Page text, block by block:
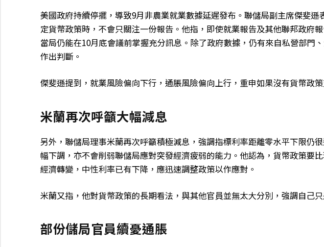
美國政府持續停擺，導致9月非農業就業數據延遲發布。聯儲局副主席傑斐
定貨幣政策時，不會只關注一份報告。他指，即使就業報告及其他聯邦政府
當局仍能在10月底會議前掌握充分訊息。除了政府數據，仍有來自私營部門
作出判斷。
傑斐遜提到，就業風險偏向下行，通脹風險偏向上行，重申如果沒有貨幣政
米蘭再次呼籲大幅減息
另外，聯儲局理事米蘭再次呼籲積極減息，強調指標利率距離零水平下限仍
幅下調，亦不會削弱聯儲局應對突發經濟疲弱的能力。他認為，貨幣政策要
經濟轉變，中性利率已有下降，應迅速調整政策以作應對。
米蘭又指，他對貨幣政策的長期看法，與其他官員並無太大分別，強調自己
部份儲局官員續憂通脹